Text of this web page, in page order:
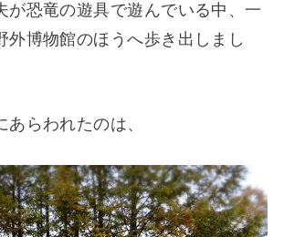
が恐竜の遊具で遊んでいる中、一
外博物館のほうへ歩き出しまし
らわれたのは、